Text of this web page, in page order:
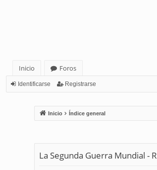
Inicio
Foros
Identificarse Registrarse
Inicio Índice general
La Segunda Guerra Mundial -